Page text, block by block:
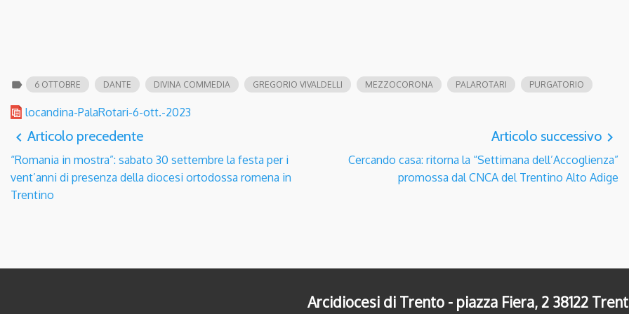
label 6 OTTOBRE DANTE DIVINA COMMEDIA GREGORIO VIVALDELLI MEZZOCORONA PALAROTARI PURGATORIO
locandina-PalaRotari-6-ott.-2023
navigate_before Articolo precedente
“Romania in mostra”: sabato 30 settembre la festa per i
vent’anni di presenza della diocesi ortodossa romena in
Trentino
Articolo successivo navigate_next
Cercando casa: ritorna la “Settimana dell’Accoglienza”
promossa dal CNCA del Trentino Alto Adige
Arcidiocesi di Trento - piazza Fiera, 2 38122